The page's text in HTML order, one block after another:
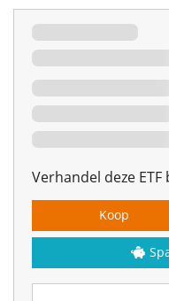
Verhandel deze
Koop